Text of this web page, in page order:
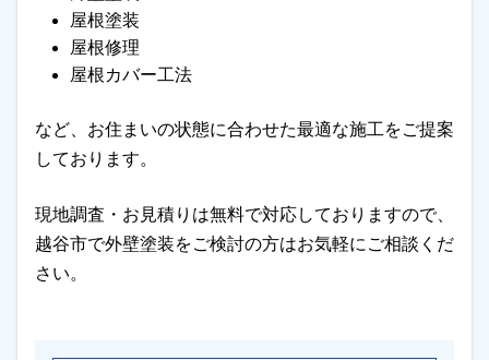
屋根塗装
屋根修理
屋根カバー工法
など、お住まいの状態に合わせた最適な施工をご提案
しております。
現地調査・お見積りは無料で対応しておりますので、
越谷市で外壁塗装をご検討の方はお気軽にご相談くだ
さい。